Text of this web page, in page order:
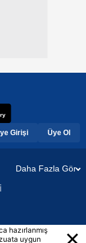
Girişi Üye Ol
Daha Fazla Gör
hazırlanmış
uygun